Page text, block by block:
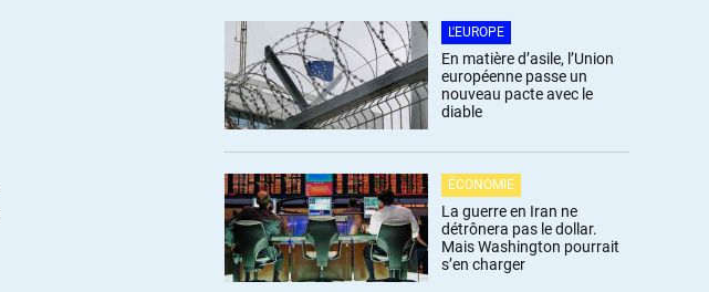
L'EUROPE
En matière d’asile, l’Union
européenne passe un
nouveau pacte avec le
diable
ÉCONOMIE
La guerre en Iran ne
détrônera pas le dollar.
Mais Washington pourrait
s’en charger